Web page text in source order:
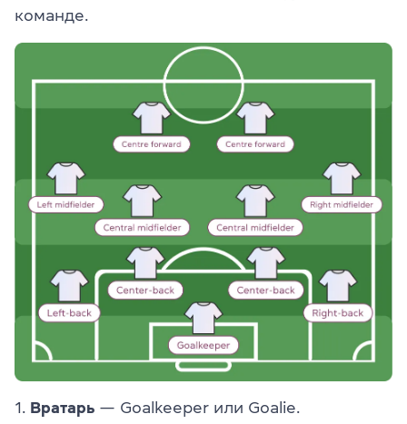
команде.
1. Вратарь — Goalkeeper или Goalie.